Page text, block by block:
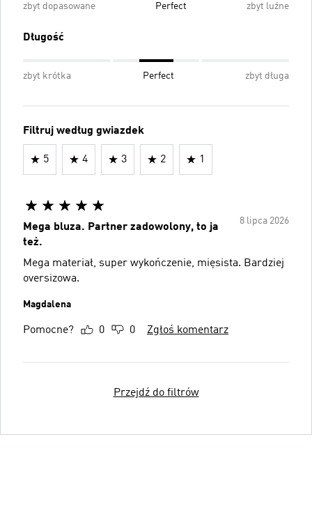
zbyt dopasowane Perfect zbyt luźne
Długość
zbyt krótka Perfect zbyt długa
Filtruj według gwiazdek
5 4 3 2 1
8 lipca 2026
Mega bluza. Partner zadowolony, to ja
też.
Mega materiał, super wykończenie, mięsista. Bardziej
oversizowa.
Magdalena
Pomocne? 0 0 Zgłoś komentarz
Przejdź do filtrów